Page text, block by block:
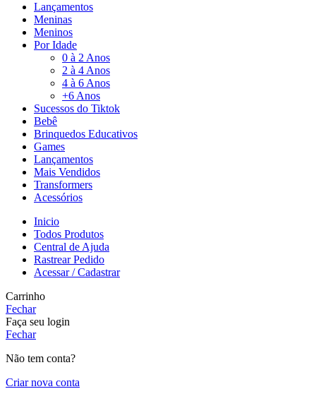
Lançamentos
Meninas
Meninos
Por Idade
0 à 2 Anos
2 à 4 Anos
4 à 6 Anos
+6 Anos
Sucessos do Tiktok
Bebê
Brinquedos Educativos
Games
Lançamentos
Mais Vendidos
Transformers
Acessórios
Inicio
Todos Produtos
Central de Ajuda
Rastrear Pedido
Acessar / Cadastrar
Carrinho
Fechar
Faça seu login
Fechar
Não tem conta?
Criar nova conta